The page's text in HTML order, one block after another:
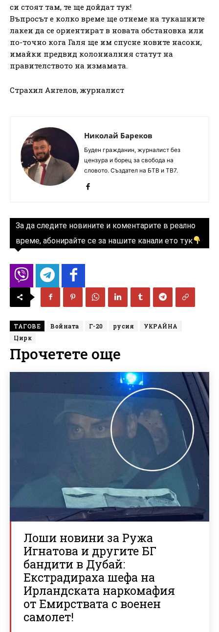
си стоят там, те ще дойдат тук!
Въпросът е колко време ще отнеме на тукашните
лакеи да се ориентират в новата обстановка или
по-точно кога Галя ще им спусне новите насоки,
имайки предвид колониалния статут на
правителството на измамата.
Страхил Ангелов, журналист
Николай Бареков
Буден гражданин, журналист без
цензура и борец за свобода на
словото. Създател на БТВ и ТВ7.
За да следите новините и коментарите в реално
време, абонирайте се за нашите канали ето тук
ТАГОВЕ Войната Г-20 русия
УКРАЙНА
Цирк
Прочетете още
Лоши новини за Ружа
Игнатова и другите БГ
бандити в Дубай:
Екстрадираха шефа на
Ирландската наркомафия
от Емирствата с военен
самолет!